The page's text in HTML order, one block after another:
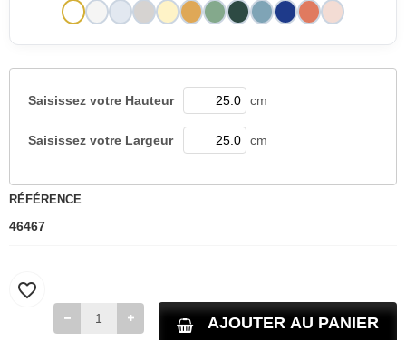
Saisissez votre Hauteur cm
Saisissez votre Largeur cm
RÉFÉRENCE
46467
AJOUTER AU PANIER
favorite_border